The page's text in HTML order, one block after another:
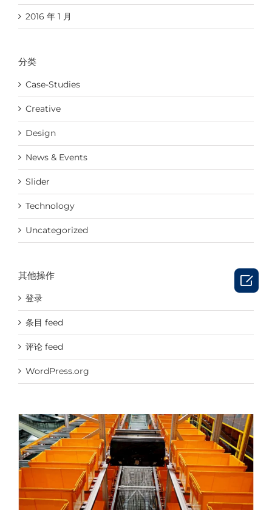
Warehouse Automation: Choosing the Right
2016 年 1 月
分类
Case-Studies
Creative
Design
News & Events
Slider
Technology
Uncategorized
其他操作
登录
条目 feed
评论 feed
WordPress.org
